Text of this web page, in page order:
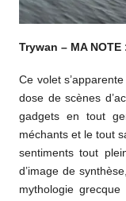
Trywan – MA
Ce volet
dose de scènes
gadgets en tout
méchants et le tout
sentiments tout
d’image de
mythologie